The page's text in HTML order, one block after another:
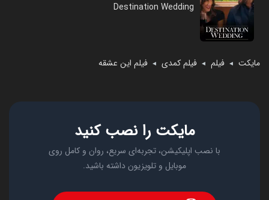
مایکت ◄ فیلم ◄ فیلم کمدی ◄ فیلم این عشقه
Destination Wedding
مایکت را نصب کنید
با نصب اپلیکیشن، تجربه‌ای سریع، روان و کامل روی
موبایل و تلویزیون داشته باشید.